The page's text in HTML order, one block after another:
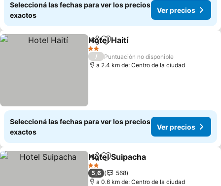
Seleccioná las fechas para ver los precios
exactos
Ver precios
CompartirAñadir a favoritos
Hotel Haití
2 Estrellas
/
Puntuación no disponible
a 2.4 km de: Centro de la ciudad
Seleccioná las fechas para ver los precios
exactos
Ver precios
CompartirAñadir a favoritos
Hotel Suipacha
2 Estrellas
5,6
568
a 0.6 km de: Centro de la ciudad